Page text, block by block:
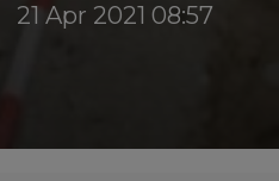
21 Apr 2021 08:57